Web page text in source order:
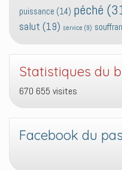
puissance (14) péché
salut (19) service (9)
Statistiques du
670 655 visites
Facebook du